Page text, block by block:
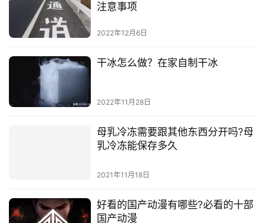
注意事项
2022年12月6日
干冰怎么做？在家自制干冰
2022年11月28日
母乳冷冻需要跟其他东西分开吗?母
乳冷冻能保存多久
2021年11月18日
好看的国产动漫有哪些?必看的十部
国产动漫